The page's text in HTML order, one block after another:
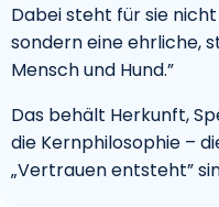
Dabei steht für sie
sondern eine ehrliche,
Mensch und Hund.”
Das behält Herkunft,
die Kernphilosophie –
„Vertrauen entsteht”